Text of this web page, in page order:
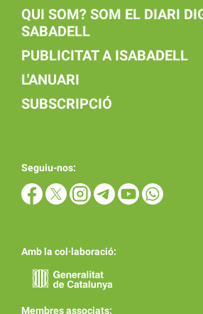
QUI SOM? SOM EL DIARI
SABADELL
PUBLICITAT A ISABADELL
L'ANUARI
SUBSCRIPCIÓ
Seguiu-nos:
Amb la col·laboració:
Membres associats: